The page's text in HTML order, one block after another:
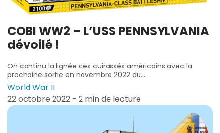
COBI WW2 – L’USS PENNSYLVANIA
dévoilé !
On continu la lignée des cuirassés américains avec la
prochaine sortie en novembre 2022 du...
World War II
22 octobre 2022 - 2 min de lecture